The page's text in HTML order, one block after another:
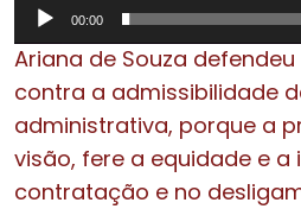
00:00
Ariana de Souza
contra a admissibilidade
administrativa, porque a
visão, fere a equidade e
contratação e no